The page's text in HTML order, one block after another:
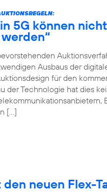
5G können
Ausbaus der
für den
der Technologie hat dies
[…]
neuen Flex-